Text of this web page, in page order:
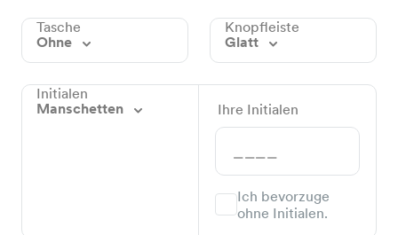
Tasche
Ohne
Knopfleiste
Glatt
Initialen
Manschetten
Ihre Initialen
Ich bevorzuge
ohne Initialen.